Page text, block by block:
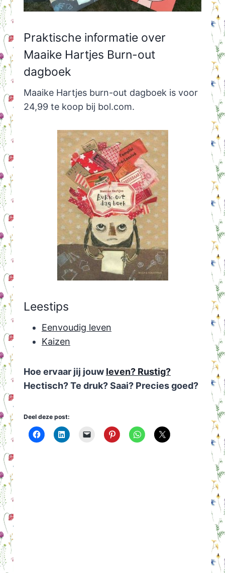
Praktische informatie over
Maaike Hartjes Burn-out
dagboek
Maaike Hartjes burn-out dagboek is voor
24,99 te koop bij bol.com.
Leestips
Eenvoudig leven
Kaizen
Hoe ervaar jij jouw leven? Rustig?
Hectisch? Te druk? Saai? Precies goed?
Deel deze post: